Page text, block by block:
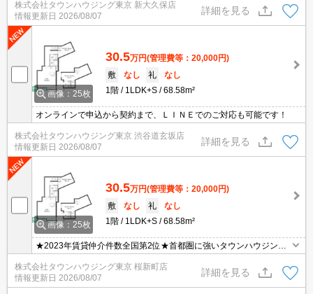
株式会社タウンハウジング東京 新大久保店
情報更新日 2026/08/07
詳細を見る
画像：25枚
30.5万円(管理費等：20,000円)
敷
なし 礼
なし
1階
1LDK+S 68.58m²
オンラインで申込から契約まで、ＬＩＮＥでのご対応も可能です！
株式会社タウンハウジング東京 渋谷道玄坂店
情報更新日 2026/08/07
詳細を見る
画像：25枚
30.5万円(管理費等：20,000円)
敷
なし 礼
なし
1階
1LDK+S 68.58m²
★2023年賃貸仲介件数全国第2位★首都圏に強いタウンハウジング
がご案内させていただきます★世田谷区・目黒区エリアのお部屋探
しならタウンハウジング東京へ★
株式会社タウンハウジング東京 桜新町店
情報更新日 2026/08/07
詳細を見る